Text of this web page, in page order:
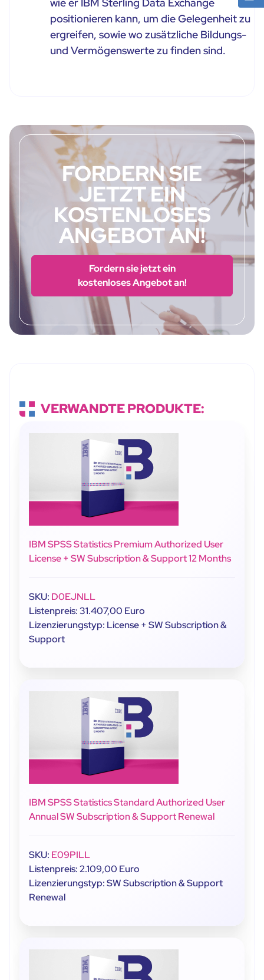
positionieren kann, um die Gelegenheit zu
ergreifen, sowie wo zusätzliche Bildungs-
und Vermögenswerte zu finden sind.
FORDERN SIE
JETZT EIN
KOSTENLOSES
ANGEBOT AN!
Fordern sie jetzt ein
kostenloses Angebot an!
VERWANDTE PRODUKTE:
IBM SPSS Statistics Premium Authorized User
License + SW Subscription & Support 12 Months
SKU: D0EJNLL
Listenpreis: 31.407,00 Euro
Lizenzierungstyp: License + SW Subscription &
Support
IBM SPSS Statistics Standard Authorized User
Annual SW Subscription & Support Renewal
SKU: E09PILL
Listenpreis: 2.109,00 Euro
Lizenzierungstyp: SW Subscription & Support
Renewal